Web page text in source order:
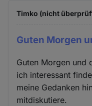
Timko (nicht
Guten Morgen
Guten Morgen und
ich interessant
meine Gedanken
mitdiskutiere.